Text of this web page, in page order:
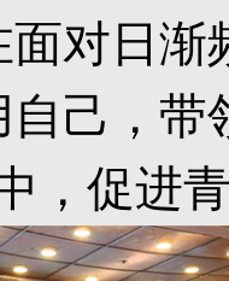
对日
己，
，促进